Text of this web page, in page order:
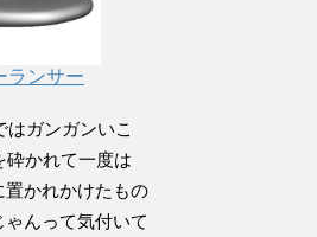
ランサー
はガンガンいこ
砕かれて一度は
かれかけたもの
んって気付いて